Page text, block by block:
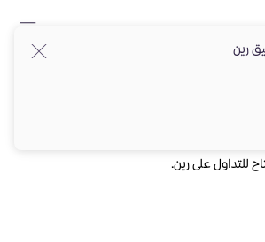
للتداول على رين.
رين